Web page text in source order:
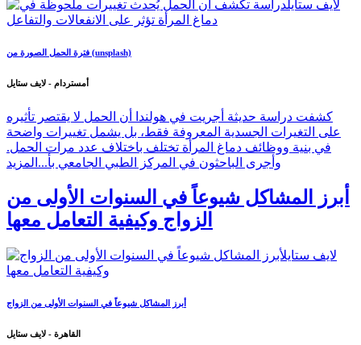
فترة الحمل الصورة من (unsplash)
أمستردام - لايف ستايل
كشفت دراسة حديثة أجريت في هولندا أن الحمل لا يقتصر تأثيره
على التغيرات الجسدية المعروفة فقط، بل يشمل تغييرات واضحة
في بنية ووظائف دماغ المرأة تختلف باختلاف عدد مرات الحمل.
وأجرى الباحثون في المركز الطبي الجامعي بأ... المزيد
أبرز المشاكل شيوعاً في السنوات الأولى من
الزواج وكيفية التعامل معها
أبرز المشاكل شيوعاً في السنوات الأولى من الزواج
القاهرة - لايف ستايل